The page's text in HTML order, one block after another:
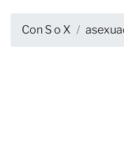
Con S o X